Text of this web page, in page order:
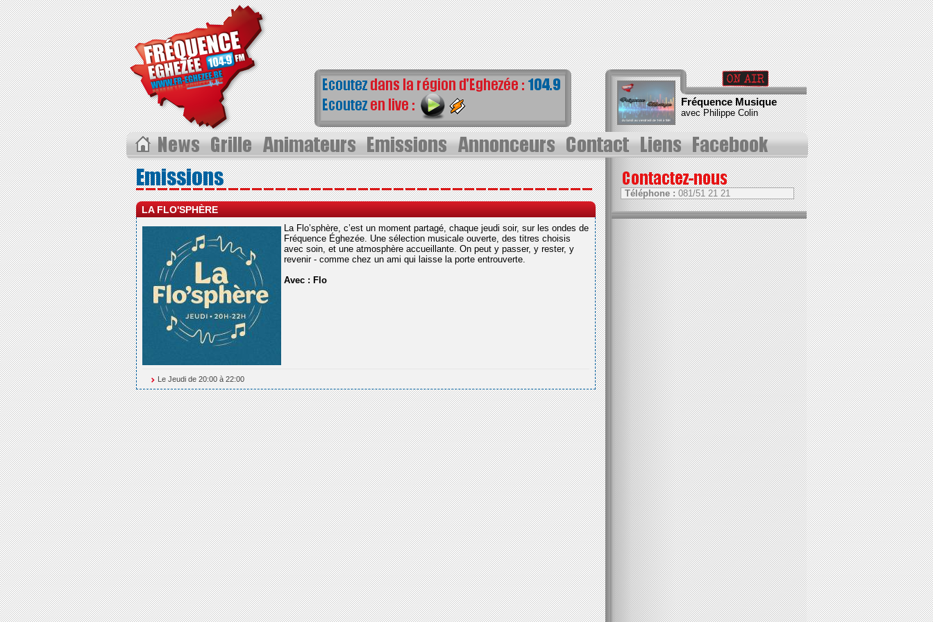
Fréquence Musique
avecPhilippe Colin
LA FLO'SPHÈRE
La Flo’sphère, c’est un moment partagé, chaque jeudi soir, sur les ondes de
Fréquence Éghezée. Une sélection musicale ouverte, des titres choisis
avec soin, et une atmosphère accueillante. On peut y passer, y rester, y
revenir - comme chez un ami qui laisse la porte entrouverte.
Avec : Flo
Le Jeudi de 20:00 à 22:00
Téléphone : 081/51 21 21